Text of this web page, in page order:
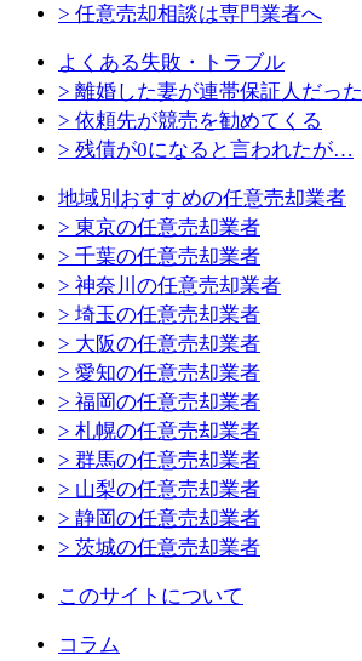
> 任意売却相談は専門業者へ
よくある失敗・トラブル
> 離婚した妻が連帯保証人だった
> 依頼先が競売を勧めてくる
> 残債が0になると言われたが…
地域別おすすめの任意売却業者
> 東京の任意売却業者
> 千葉の任意売却業者
> 神奈川の任意売却業者
> 埼玉の任意売却業者
> 大阪の任意売却業者
> 愛知の任意売却業者
> 福岡の任意売却業者
> 札幌の任意売却業者
> 群馬の任意売却業者
> 山梨の任意売却業者
> 静岡の任意売却業者
> 茨城の任意売却業者
このサイトについて
コラム